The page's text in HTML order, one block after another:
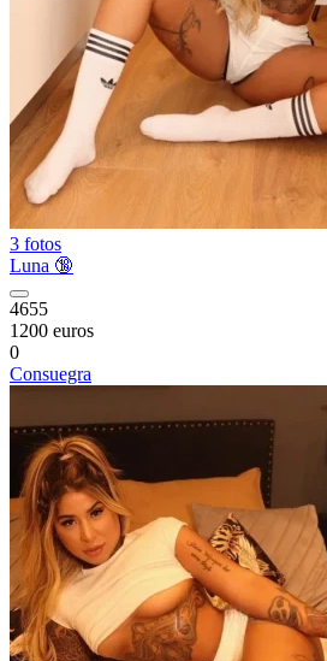
3 fotos
Luna 🔞
4655
1200 euros
0
Consuegra